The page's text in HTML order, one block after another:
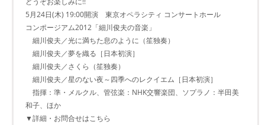
5月24日(木) 19:00開演 東京オペラシティ コンサートホール
コンポージアム2012「細川俊夫の音楽」
細川俊夫／光に満ちた息のように（笙独奏）
細川俊夫／夢を織る［日本初演］
細川俊夫／さくら（笙独奏）
細川俊夫／星のない夜～四季へのレクイエム［日本初演］
指揮：準・メルクル、管弦楽：NHK交響楽団、ソプラノ：半田美
和子、ほか
▼詳細・お問合せはこちら